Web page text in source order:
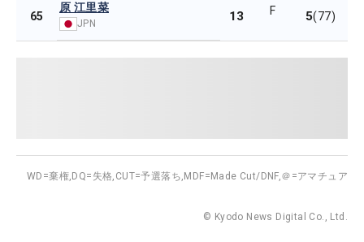
65
原 江里菜
JPN 13 F 5(77)
WD=棄権, DQ=失格, CUT=予選落ち, MDF=Made Cut/DNF,＠=アマチュア
© Kyodo News Digital Co., Ltd.